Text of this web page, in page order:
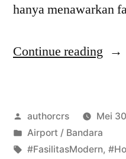
hanya menawarkan
Continue reading
Posted
by
authorcrs
Mei
Posted
in
Airport / Bandara
Tags:
#FasilitasModern,